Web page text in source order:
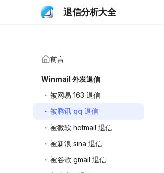
退信分析大全
前言
Winmail 外发退信
被网易 163 退信
被腾讯 qq 退信
被微软 hotmail 退信
被新浪 sina 退信
被谷歌 gmail 退信